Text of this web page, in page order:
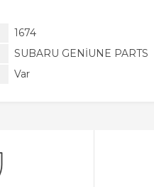
1674
SUBARU GENİUNE PARTS
Var